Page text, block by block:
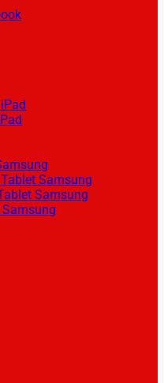
Samsung
Samsung